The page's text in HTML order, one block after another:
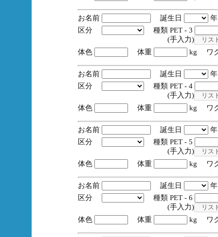
お名前 誕生日
区分
種類 PET - 3
(手入力)
体色
体重 kg ワ
お名前 誕生日
区分
種類 PET - 4
(手入力)
体色
体重 kg ワ
お名前 誕生日
区分
種類 PET - 5
(手入力)
体色
体重 kg ワ
お名前 誕生日
区分
種類 PET - 6
(手入力)
体色
体重 kg ワ